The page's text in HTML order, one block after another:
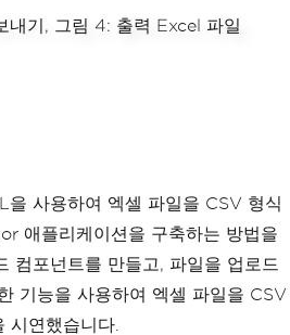
사용하여 엑셀 파일을 CSV 형식
애플리케이션을 구축하는 방법을
컴포넌트를 만들고, 파일을 업로드
기능을 사용하여 엑셀 파일을 CSV
시연했습니다.